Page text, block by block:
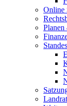
Online
Planen